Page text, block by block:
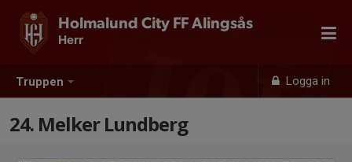
Truppen Logga in
Holmalund City FF Alingsås
Herr
24. Melker Lundberg